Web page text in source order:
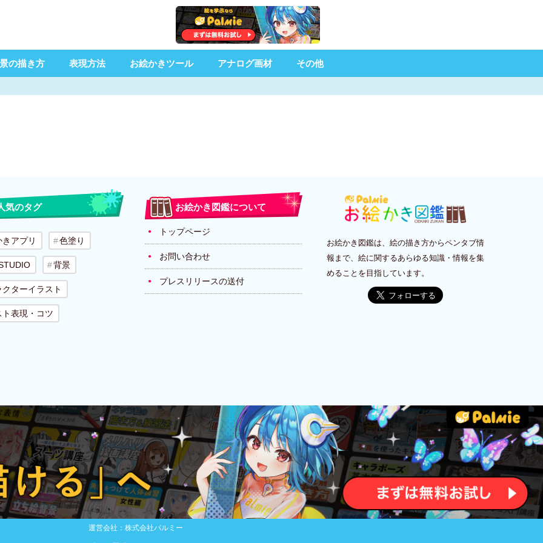
の描き方 表現方法 お絵かきツール アナログ画材 その他
気のタグ
アプリ 色塗り
背景
ターイラスト
ト表現・コツ
お絵かき図鑑について
トップページ
お問い合わせ
プレスリリースの送付
お絵かき図鑑は、絵の描き方からペンタブ情
報まで、絵に関するあらゆる知識・情報を集
めることを目指しています。
運営会社：株式会社パルミー